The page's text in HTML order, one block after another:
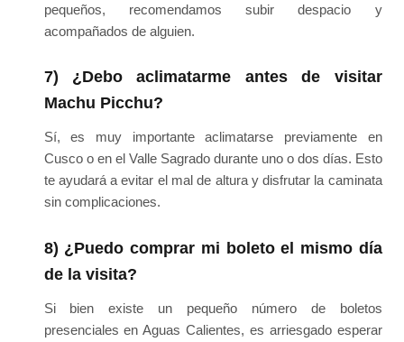
pequeños, recomendamos subir despacio y
acompañados de alguien.
7) ¿Debo aclimatarme antes de visitar
Machu Picchu?
Sí, es muy importante aclimatarse previamente en
Cusco o en el Valle Sagrado durante uno o dos días. Esto
te ayudará a evitar el mal de altura y disfrutar la caminata
sin complicaciones.
8) ¿Puedo comprar mi boleto el mismo día
de la visita?
Si bien existe un pequeño número de boletos
presenciales en Aguas Calientes, es arriesgado esperar